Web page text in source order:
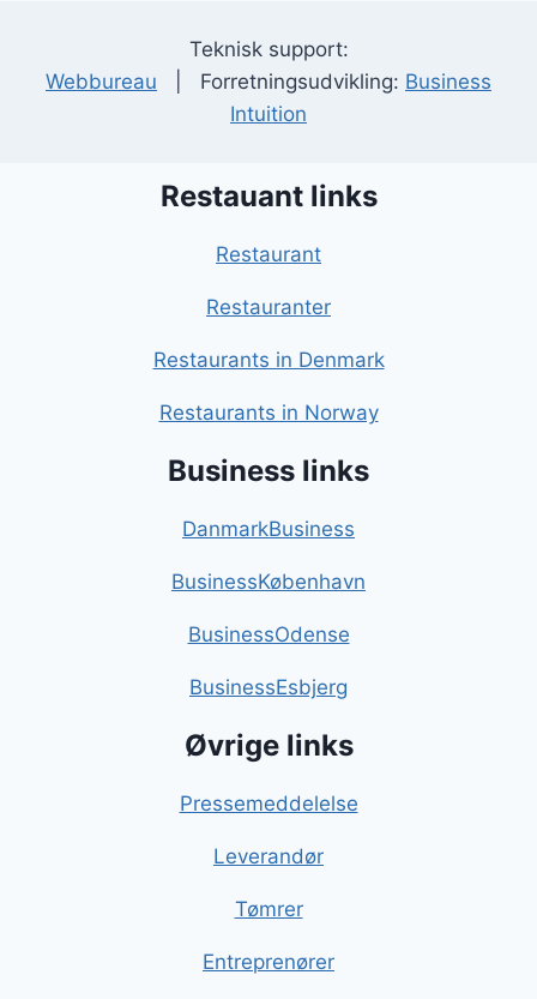
Teknisk support:
Webbureau | Forretningsudvikling: Business
Intuition
Restauant links
Restaurant
Restauranter
Restaurants in Denmark
Restaurants in Norway
Business links
DanmarkBusiness
BusinessKøbenhavn
BusinessOdense
BusinessEsbjerg
Øvrige links
Pressemeddelelse
Leverandør
Tømrer
Entreprenører